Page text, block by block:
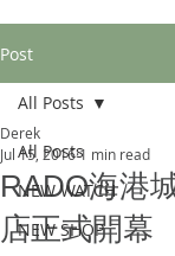
Post
All Posts
NEW WATCH
NEW SHOP
All Posts
RADO海港
店正式開幕
Derek
Jul 15, 20161 min read